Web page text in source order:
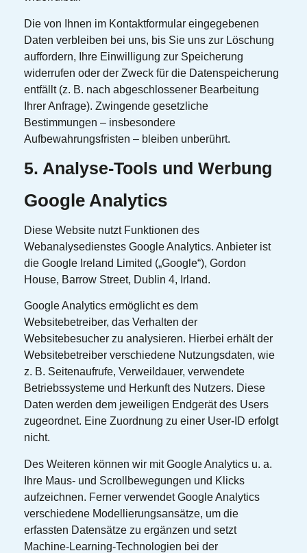
Die von Ihnen im Kontaktformular eingegebenen
Daten verbleiben bei uns, bis Sie uns zur Löschung
auffordern, Ihre Einwilligung zur Speicherung
widerrufen oder der Zweck für die Datenspeicherung
entfällt (z. B. nach abgeschlossener Bearbeitung
Ihrer Anfrage). Zwingende gesetzliche
Bestimmungen – insbesondere
Aufbewahrungsfristen – bleiben unberührt.
5. Analyse-Tools und Werbung
Google Analytics
Diese Website nutzt Funktionen des
Webanalysedienstes Google Analytics. Anbieter ist
die Google Ireland Limited („Google“), Gordon
House, Barrow Street, Dublin 4, Irland.
Google Analytics ermöglicht es dem
Websitebetreiber, das Verhalten der
Websitebesucher zu analysieren. Hierbei erhält der
Websitebetreiber verschiedene Nutzungsdaten, wie
z. B. Seitenaufrufe, Verweildauer, verwendete
Betriebssysteme und Herkunft des Nutzers. Diese
Daten werden dem jeweiligen Endgerät des Users
zugeordnet. Eine Zuordnung zu einer User-ID erfolgt
nicht.
Des Weiteren können wir mit Google Analytics u. a.
Ihre Maus- und Scrollbewegungen und Klicks
aufzeichnen. Ferner verwendet Google Analytics
verschiedene Modellierungsansätze, um die
erfassten Datensätze zu ergänzen und setzt
Machine-Learning-Technologien bei der